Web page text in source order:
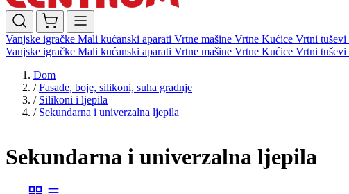
Vanjske igračke Mali kućanski aparati Vrtne mašine Vrtne Kućice Vrtni tuševi
Vanjske igračke Mali kućanski aparati Vrtne mašine Vrtne Kućice Vrtni tuševi
Dom
/ Fasade, boje, silikoni, suha gradnje
/ Silikoni i ljepila
/ Sekundarna i univerzalna ljepila
Sekundarna i univerzalna ljepila